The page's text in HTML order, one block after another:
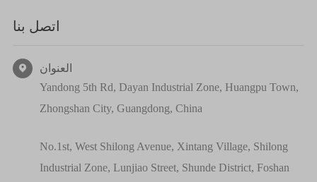
اتصل بنا

العنوان
Yandong 5th Rd, Dayan Industrial Zone, Huangpu Town,
Zhongshan City, Guangdong, China
No.1st, West Shilong Avenue, Xintang Village, Shilong
Industrial Zone, Lunjiao Street, Shunde District, Foshan